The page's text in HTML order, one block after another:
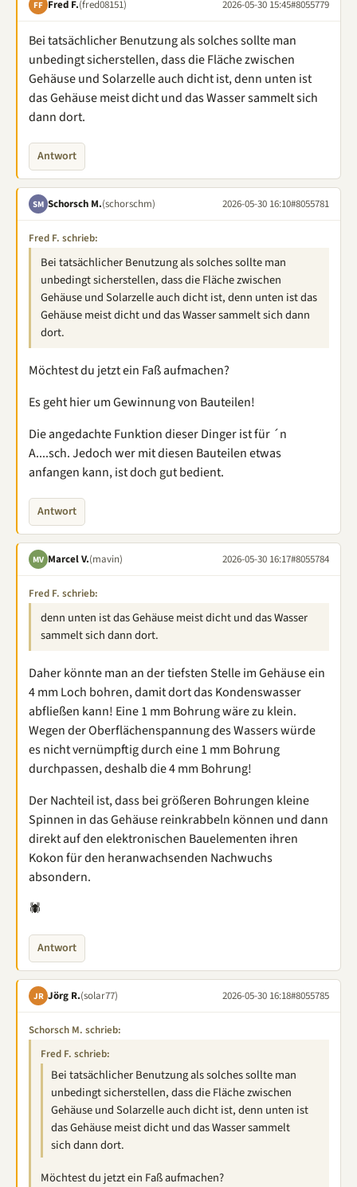
FF Fred F.(fred08151) 2026-05-30 15:45#8055779
Bei tatsächlicher Benutzung als solches sollte man
unbedingt sicherstellen, dass die Fläche zwischen
Gehäuse und Solarzelle auch dicht ist, denn unten ist
das Gehäuse meist dicht und das Wasser sammelt sich
dann dort.
Antwort
SM Schorsch M.(schorschm) 2026-05-30 16:10#8055781
Fred F. schrieb:
Bei tatsächlicher Benutzung als solches sollte man
unbedingt sicherstellen, dass die Fläche zwischen
Gehäuse und Solarzelle auch dicht ist, denn unten ist das
Gehäuse meist dicht und das Wasser sammelt sich dann
dort.
Möchtest du jetzt ein Faß aufmachen?
Es geht hier um Gewinnung von Bauteilen!
Die angedachte Funktion dieser Dinger ist für ´n
A....sch. Jedoch wer mit diesen Bauteilen etwas
anfangen kann, ist doch gut bedient.
Antwort
MV Marcel V.(mavin) 2026-05-30 16:17#8055784
Fred F. schrieb:
denn unten ist das Gehäuse meist dicht und das Wasser
sammelt sich dann dort.
Daher könnte man an der tiefsten Stelle im Gehäuse ein
4 mm Loch bohren, damit dort das Kondenswasser
abfließen kann! Eine 1 mm Bohrung wäre zu klein.
Wegen der Oberflächenspannung des Wassers würde
es nicht vernümpftig durch eine 1 mm Bohrung
durchpassen, deshalb die 4 mm Bohrung!
Der Nachteil ist, dass bei größeren Bohrungen kleine
Spinnen in das Gehäuse reinkrabbeln können und dann
direkt auf den elektronischen Bauelementen ihren
Kokon für den heranwachsenden Nachwuchs
absondern.
🕷
Antwort
JR Jörg R.(solar77) 2026-05-30 16:18#8055785
Schorsch M. schrieb:
Fred F. schrieb:
Bei tatsächlicher Benutzung als solches sollte man
unbedingt sicherstellen, dass die Fläche zwischen
Gehäuse und Solarzelle auch dicht ist, denn unten ist
das Gehäuse meist dicht und das Wasser sammelt
sich dann dort.
Möchtest du jetzt ein Faß aufmachen?